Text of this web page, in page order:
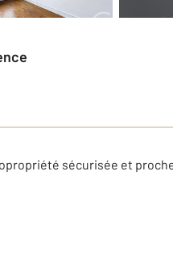
sécurisée et